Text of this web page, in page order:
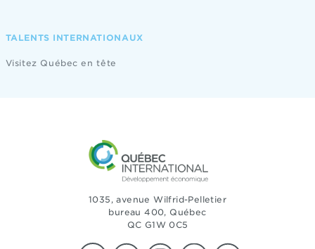
TALENTS INTERNATIONAUX
Visitez Québec en tête
1035, avenue Wilfrid-Pelletier
bureau 400, Québec
QC G1W 0C5